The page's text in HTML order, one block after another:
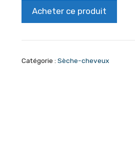
Acheter ce produit
Catégorie : Sèche-cheveux